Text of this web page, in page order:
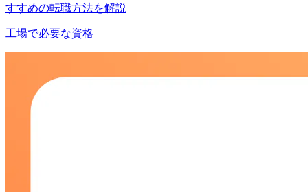
すすめの転職方法を解説
工場で必要な資格